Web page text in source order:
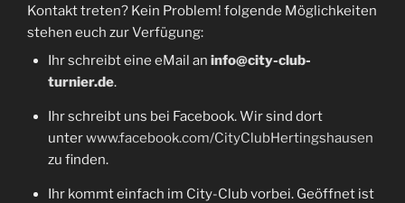
Kontakt treten? Kein Problem! folgende Möglichkeiten
stehen euch zur Verfügung:
Ihr schreibt eine eMail an info@city-club-
turnier.de.
Ihr schreibt uns bei Facebook. Wir sind dort
unterwww.facebook.com/CityClubHertingshausen
zu finden.
Ihr kommt einfach im City-Club vorbei. Geöffnet ist